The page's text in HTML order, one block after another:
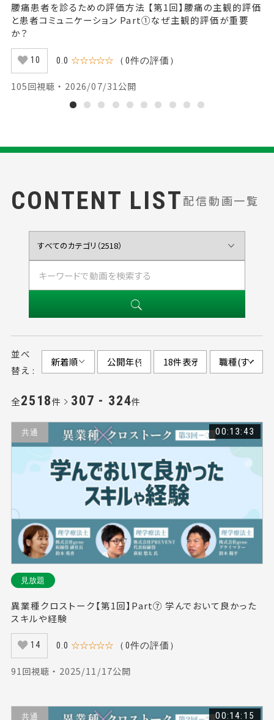
腰痛患者を診るための評価方法 【第1回】腰痛の主観的評価
と患者コミュニケーション Part①なぜ主観的評価が重要
か？
10 0.0 ☆☆☆☆☆ （0件の評価）
105回視聴 ・ 2026/07/31公開
1 2 3 4 5 6 7 8 9 10
CONTENT LIST配信動画一覧
並べ
替え :
全2518件 307 - 324件
共通 00:13:43
見放題
異業種クロストーク【第1回】Part⑦ 学んでおいて良かった
スキルや経験
14 0.0 ☆☆☆☆☆ （0件の評価）
91回視聴 ・ 2025/11/17公開
共通 00:14:15